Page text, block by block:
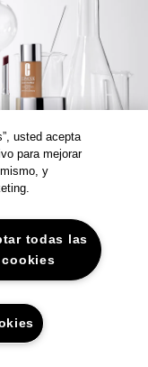
usted acepta
para mejorar
y
todas las
cookies